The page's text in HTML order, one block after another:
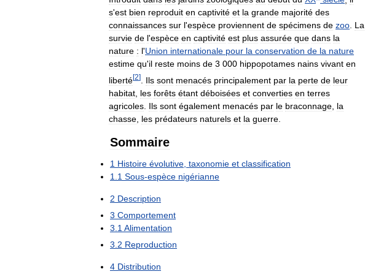
s'est bien reproduit en captivité et la grande majorité des
connaissances sur l'espèce proviennent de spécimens de zoo. La
survie de l'espèce en captivité est plus assurée que dans la
nature : l'Union internationale pour la conservation de la nature
estime qu'il reste moins de 3 000 hippopotames nains vivant en
liberté[2] Ils sont menacés principalement par la perte de leur
habitat les forêts étant déboisées et converties en terres
agricoles Ils sont également menacés par le braconnage la
chasse les prédateurs naturels et la guerre
Sommaire
1 Histoire évolutive taxonomie et classification
1 1 Sous-espèce nigérianne
2 Description
3 Comportement
3 1 Alimentation
3 2 Reproduction
4 Distribution